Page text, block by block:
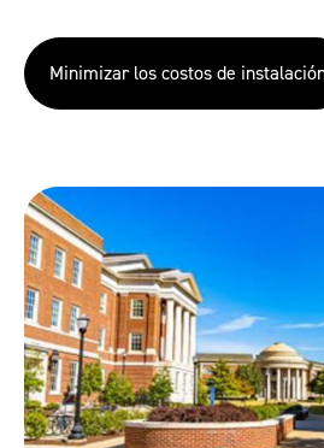
Minimizar los costos de